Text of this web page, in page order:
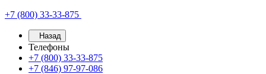
+7 (800) 33-33-875
Назад
Телефоны
+7 (800) 33-33-875
+7 (846) 97-97-086